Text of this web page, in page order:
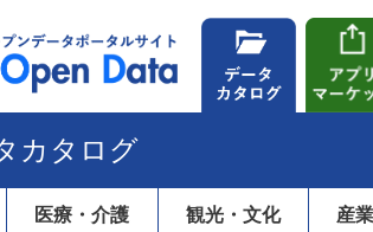
カタログ
医療・介護 観光・文化 産